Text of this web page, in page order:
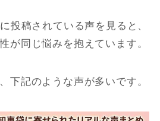
投稿されている声を見ると、
が同じ悩みを抱えています。
下記のような声が多いです。